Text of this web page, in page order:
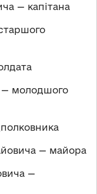
— капітана
— молодшого
— майора
—